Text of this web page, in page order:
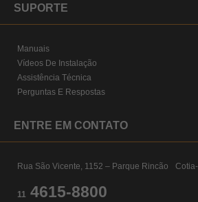
SUPORTE
Manuais
Vídeos De Instalação
Assistência Técnica
Perguntas E Respostas
ENTRE EM CONTATO
Rua São Vicente, 1152 – Parque Rincão
11 4615-8800